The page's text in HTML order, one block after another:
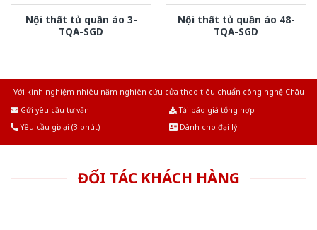
Nội thất tủ quần áo 3-
TQA-SGD
Nội thất tủ quần áo 48-
TQA-SGD
Với kinh nghiệm nhiêu năm nghiên cứu cửa theo tiêu chuẩn công nghệ Châu
Gửi yêu cầu tư vấn
Tải báo giá tổng hợp
Yêu cầu gọi lại (3 phút)
Dành cho đại lý
ĐỐI TÁC KHÁCH HÀNG